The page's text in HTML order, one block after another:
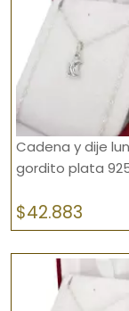
Llaveros
Medallas
Medallas
Nenes y Nenas
Piercing
Prendedor
Relojes
Cadena y dije
gordito plata
$42.883